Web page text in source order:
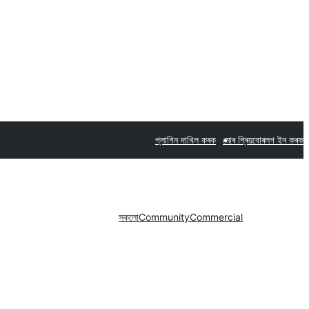
প্লাগিন দাখিল কৰক মোৰ প্ৰিয়বোৰলগ ইন কৰক
সকলোCommunityCommercial